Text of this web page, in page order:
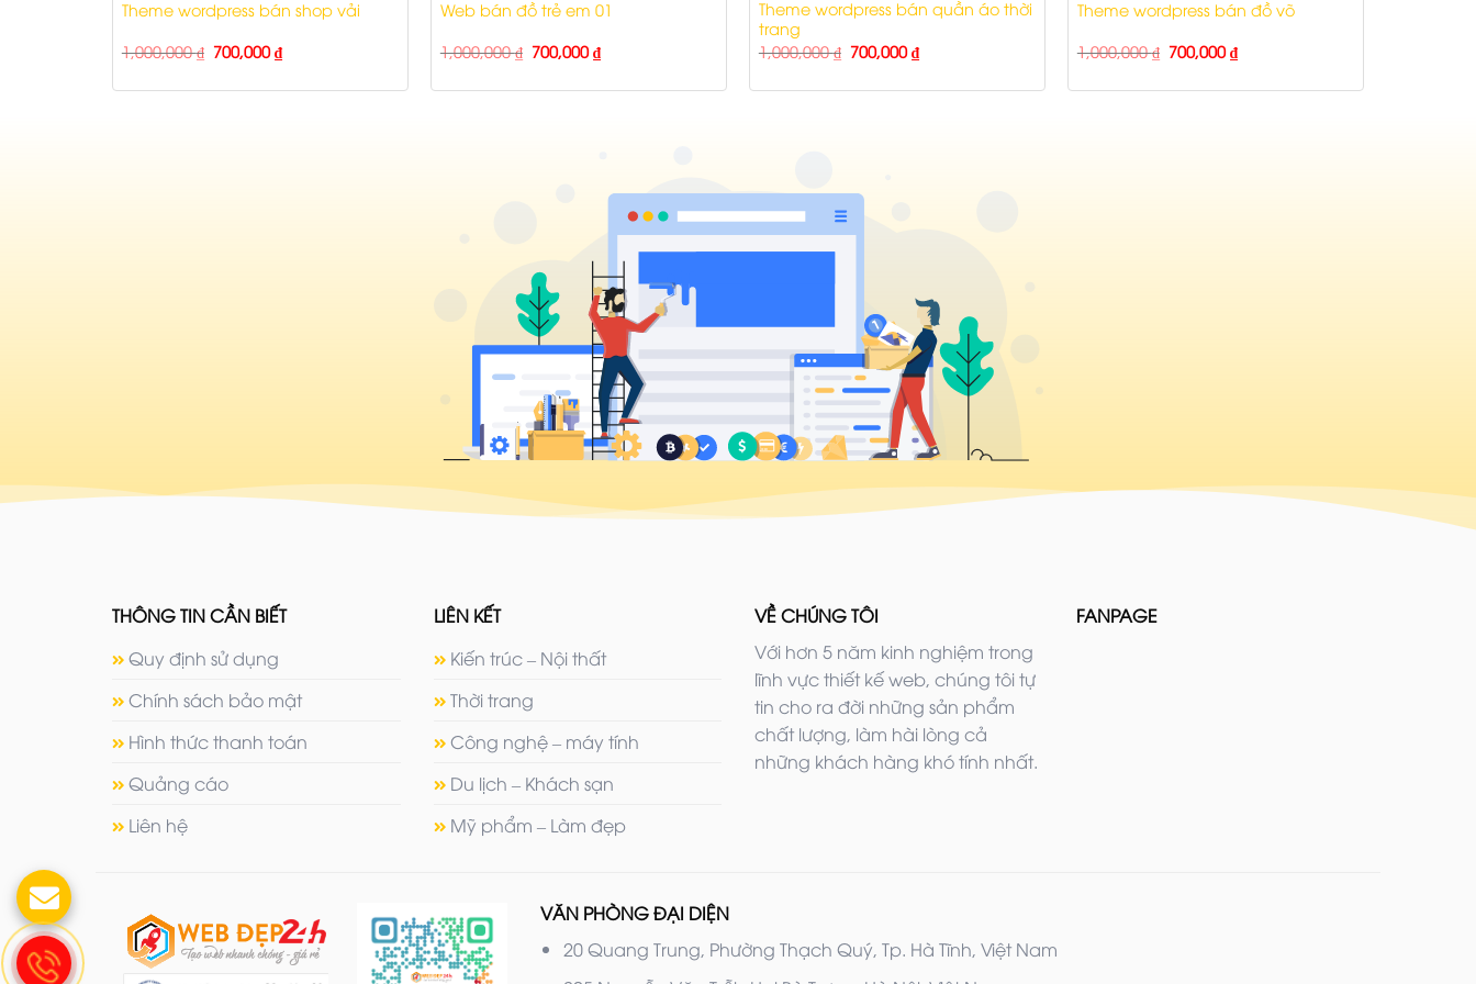
Theme wordpress bán shop vải
1,000,000₫ 700,000₫
Web bán đồ trẻ em 01
1,000,000₫ 700,000₫
Theme wordpress bán quần áo thời
trang
1,000,000₫ 700,000₫
Theme wordpress bán đồ võ
1,000,000₫ 700,000₫
THÔNG TIN CẦN BIẾT
Quy định sử dụng
Chính sách bảo mật
Hình thức thanh toán
Quảng cáo
Liên hệ
LIÊN KẾT
Kiến trúc – Nội thất
Thời trang
Công nghệ – máy tính
Du lịch – Khách sạn
Mỹ phẩm – Làm đẹp
VỀ CHÚNG TÔI
Với hơn 5 năm kinh nghiệm trong
lĩnh vực thiết kế web, chúng tôi tự
tin cho ra đời những sản phẩm
chất lượng, làm hài lòng cả
những khách hàng khó tính nhất.
FANPAGE
VĂN PHÒNG ĐẠI DIỆN
20 Quang Trung, Phường Thạch Quý, Tp. Hà Tĩnh, Việt Nam